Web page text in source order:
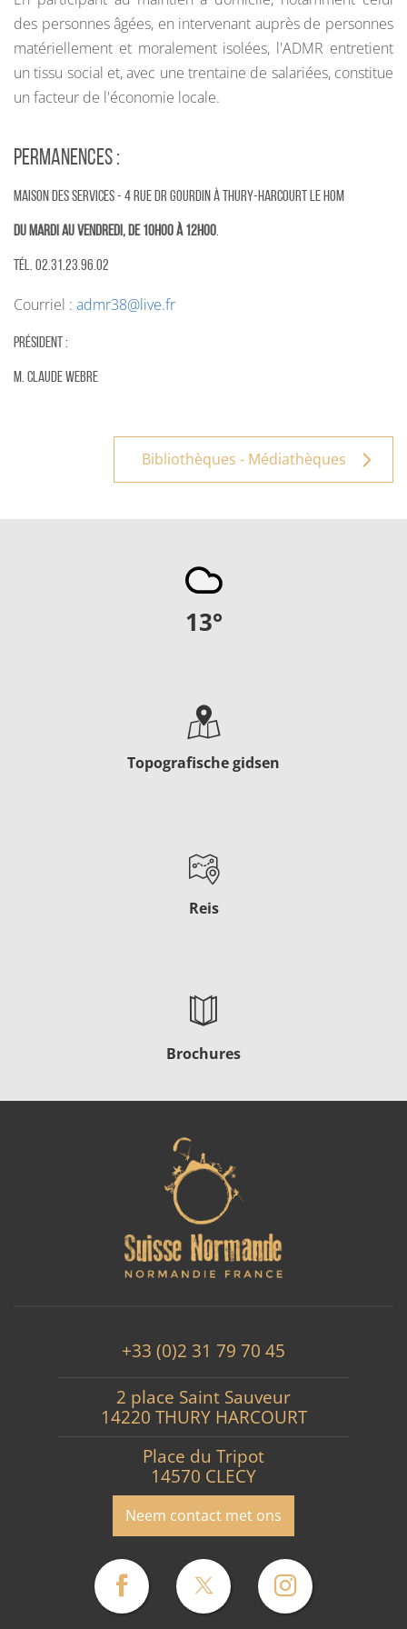
des personnes âgées, en intervenant auprès de personnes
matériellement et moralement isolées, l'ADMR entretient
un tissu social et, avec une trentaine de salariées, constitue
un facteur de l'économie locale.
PERMANENCES :
Maison des services - 4 rue Dr Gourdin à Thury-Harcourt LE HOM
du mardi au vendredi, de 10h00 à 12h00.
Tél. 02.31.23.96.02
Courriel : admr38@live.fr
PRÉSIDENT :
M. Claude WEBRE
Bibliothèques - Médiathèques
13°
Topografische gidsen
Reis
Brochures
+33 (0)2 31 79 70 45
2 place Saint Sauveur
14220 THURY HARCOURT
Place du Tripot
14570 CLECY
Neem contact met ons